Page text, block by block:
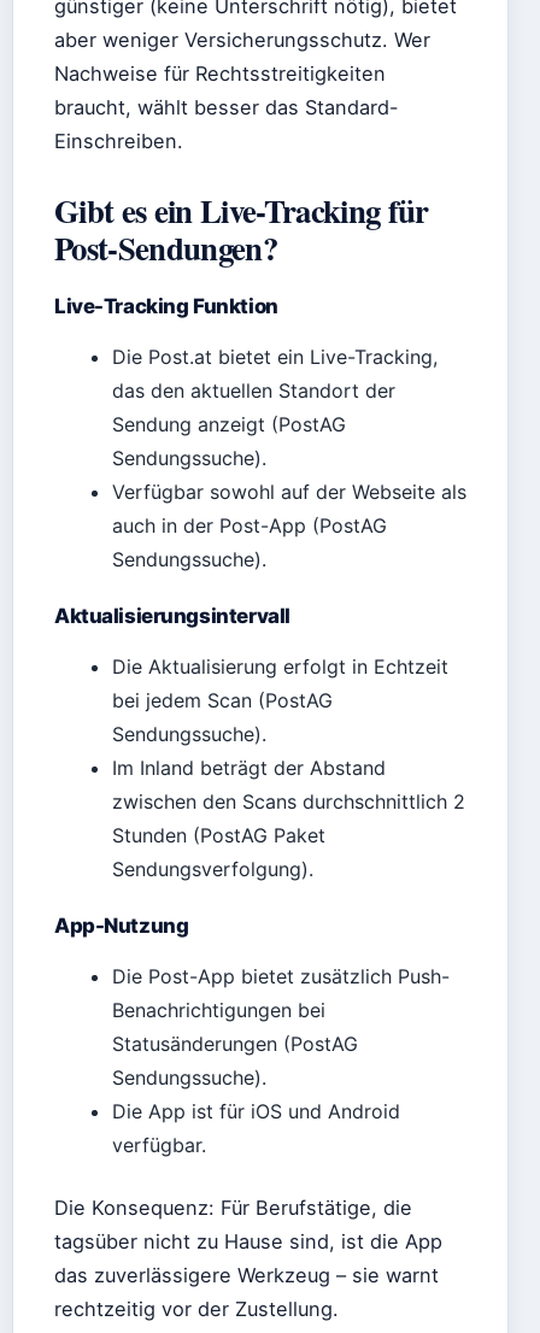
günstiger (keine Unterschrift nötig), bietet
aber weniger Versicherungsschutz. Wer
Nachweise für Rechtsstreitigkeiten
braucht, wählt besser das Standard-
Einschreiben.
Gibt es ein Live-Tracking für
Post-Sendungen?
Live-Tracking Funktion
Die Post.at bietet ein Live-Tracking,
das den aktuellen Standort der
Sendung anzeigt (PostAG
Sendungssuche).
Verfügbar sowohl auf der Webseite als
auch in der Post-App (PostAG
Sendungssuche).
Aktualisierungsintervall
Die Aktualisierung erfolgt in Echtzeit
bei jedem Scan (PostAG
Sendungssuche).
Im Inland beträgt der Abstand
zwischen den Scans durchschnittlich 2
Stunden (PostAG Paket
Sendungsverfolgung).
App-Nutzung
Die Post-App bietet zusätzlich Push-
Benachrichtigungen bei
Statusänderungen (PostAG
Sendungssuche).
Die App ist für iOS und Android
verfügbar.
Die Konsequenz: Für Berufstätige, die
tagsüber nicht zu Hause sind, ist die App
das zuverlässigere Werkzeug – sie warnt
rechtzeitig vor der Zustellung.